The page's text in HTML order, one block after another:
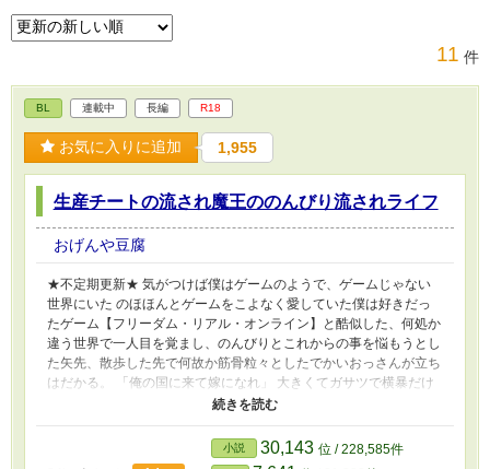
11 件
BL 連載中 長編 R18
お気に入りに追加 1,955
生産チートの流され魔王ののんびり流されライフ
おげんや豆腐
★不定期更新★ 気がつけば僕はゲームのようで、ゲームじゃない
世界にいた のほほんとゲームをこよなく愛していた僕は好きだっ
たゲーム【フリーダム・リアル・オンライン】と酷似した、何処か
違う世界で一人目を覚まし、のんびりとこれからの事を悩もうとし
た矢先、散歩した先で何故か筋骨粒々としたでかいおっさんが立ち
はだかる。 「俺の国に来て嫁になれ」 大きくてガサツで横暴だけ
ど優しいその人に流されるままシンプルに拉致された僕の運命
は……ええと、大事にされてるしのんびりできるしぃ……まあいい
か……。 ★★★ 主人公第一のとりあえず連れ回す横暴将軍×流され
屋な眼鏡男子(天然、鈍感、マイペース)&その他×主人公と言う形で
小説 30,143 位 / 228,585件